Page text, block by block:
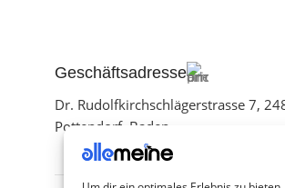
Geschäftsadresse
Dr. Rudolfkirchschlägerstrasse 7,
Pottendorf Baden